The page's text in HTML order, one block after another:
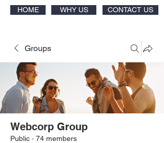
HOME WHY US CONTACT US
Groups
Webcorp Group
Public · 74 members